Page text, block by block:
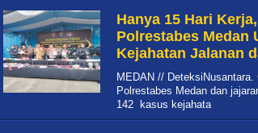
Hanya 15 Hari
Polrestabes Medan
Kejahatan Jalanan
MEDAN //
Polrestabes Medan dan
142 kasus kejahata